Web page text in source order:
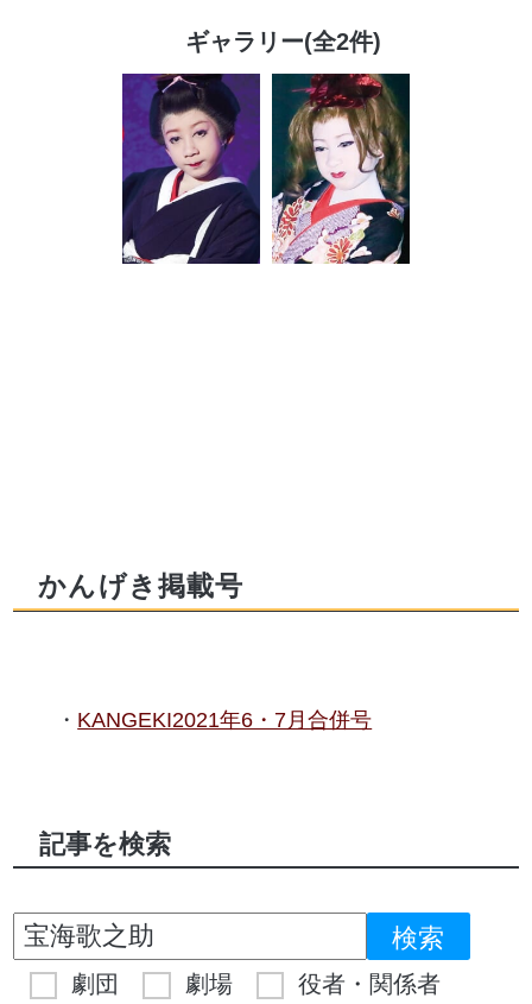
ギャラリー(全2件)
かんげき掲載号
KANGEKI2021年6・7月合併号
記事を検索
劇団 劇場
役者・関係者